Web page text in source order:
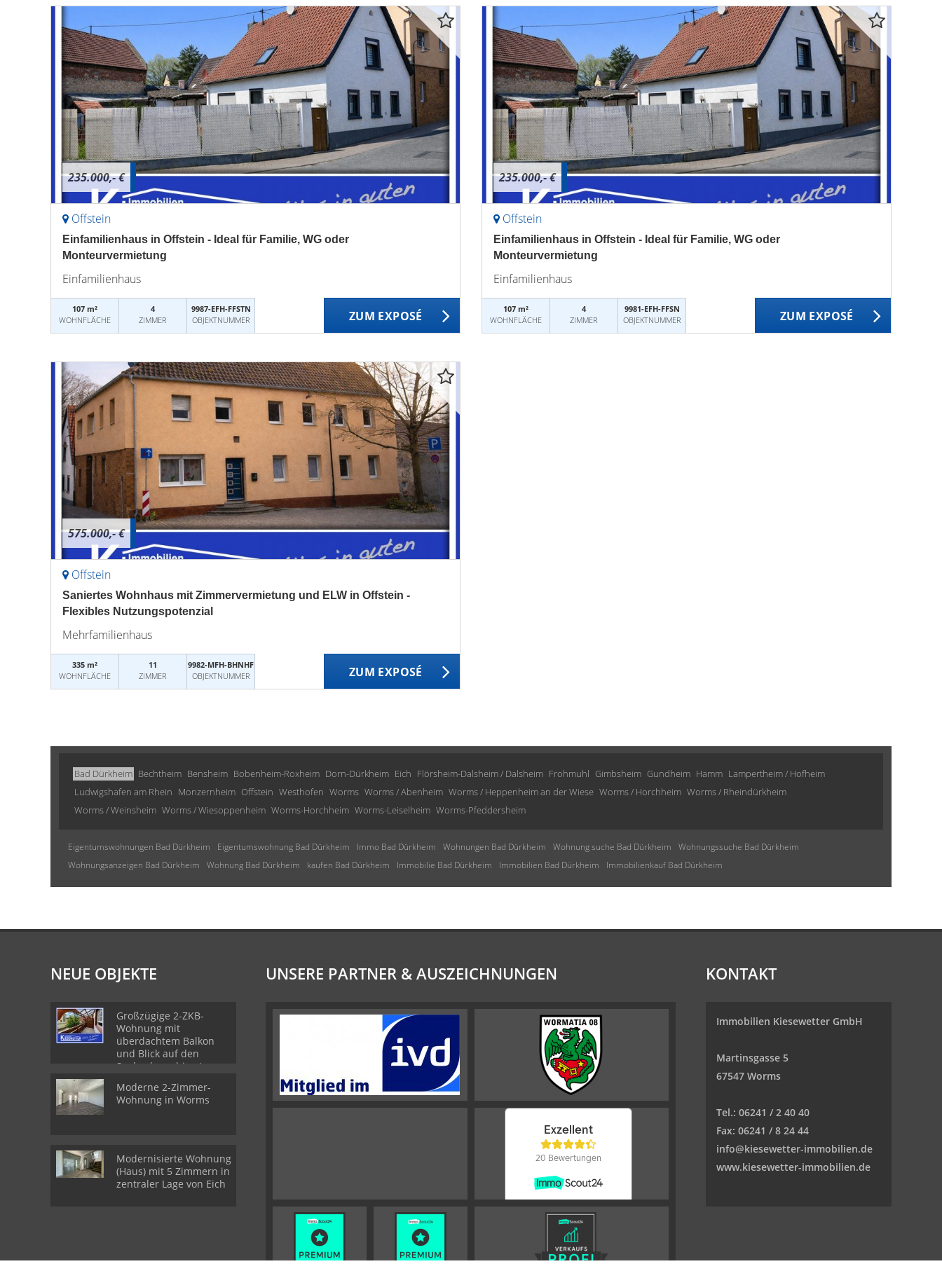
235.000,- €
Offstein
Einfamilienhaus in Offstein - Ideal für Familie, WG oder
Monteurvermietung
Einfamilienhaus
107 m²
WOHNFLÄCHE
4
ZIMMER
9987-EFH-FFSTN
OBJEKTNUMMER
ZUM EXPOSÉ
235.000,- €
Offstein
Einfamilienhaus in Offstein - Ideal für Familie, WG oder
Monteurvermietung
Einfamilienhaus
107 m²
WOHNFLÄCHE
4
ZIMMER
9981-EFH-FFSN
OBJEKTNUMMER
ZUM EXPOSÉ
575.000,- €
Offstein
Saniertes Wohnhaus mit Zimmervermietung und ELW in Offstein -
Flexibles Nutzungspotenzial
Mehrfamilienhaus
335 m²
WOHNFLÄCHE
11
ZIMMER
9982-MFH-BHNHF
OBJEKTNUMMER
ZUM EXPOSÉ
Bad Dürkheim Bechtheim Bensheim Bobenheim-Roxheim Dorn-Dürkheim Eich Flörsheim-Dalsheim / Dalsheim Frohmuhl Gimbsheim Gundheim Hamm Lampertheim / Hofheim
Ludwigshafen am Rhein Monzernheim Offstein Westhofen Worms Worms / Abenheim Worms / Heppenheim an der Wiese Worms / Horchheim Worms / Rheindürkheim
Worms / Weinsheim Worms / Wiesoppenheim Worms-Horchheim Worms-Leiselheim Worms-Pfeddersheim
Eigentumswohnungen Bad Dürkheim Eigentumswohnung Bad Dürkheim Immo Bad Dürkheim Wohnungen Bad Dürkheim Wohnung suche Bad Dürkheim
Wohnungssuche Bad Dürkheim
Wohnungsanzeigen Bad Dürkheim
Wohnung Bad Dürkheim kaufen Bad Dürkheim Immobilie Bad Dürkheim Immobilien Bad Dürkheim Immobilienkauf Bad Dürkheim
NEUE OBJEKTE
Großzügige 2-ZKB-
Wohnung mit
überdachtem Balkon
und Blick auf den
Seebach - ruhige Lage
Moderne 2-Zimmer-
Wohnung in Worms
Modernisierte Wohnung
(Haus) mit 5 Zimmern in
zentraler Lage von Eich
UNSERE PARTNER & AUSZEICHNUNGEN KONTAKT
Immobilien Kiesewetter GmbH
Martinsgasse 5
67547 Worms
Tel.: 06241 / 2 40 40
Fax: 06241 / 8 24 44
info@kiesewetter-immobilien.de
www.kiesewetter-immobilien.de